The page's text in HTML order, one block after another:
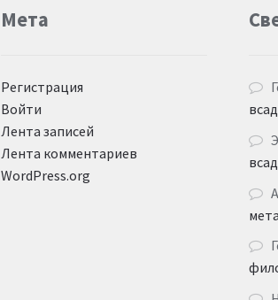
Мета
Регистрация
Войти
Лента записей
Лента комментариев
WordPress.org